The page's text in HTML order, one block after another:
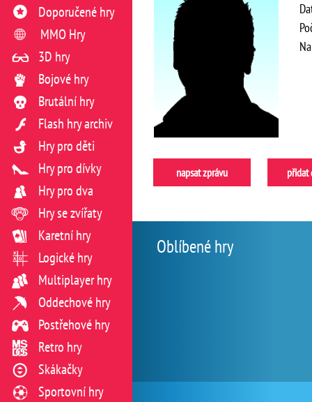
napsat zprávu přidat
Oblíbené hry
Doporučené hry
MMO Hry
3D hry
Bojové hry
Brutální hry
Flash hry archiv
Hry pro děti
Hry pro dívky
Hry pro dva
Hry se zvířaty
Karetní hry
Logické hry
Multiplayer hry
Oddechové hry
Postřehové hry
Retro hry
Skákačky
Sportovní hry